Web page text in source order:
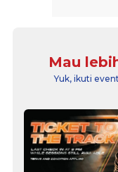
Mau
Yuk, ikuti